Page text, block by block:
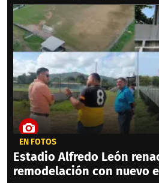
EN FOTOS
Estadio Alfredo León
remodelación con nuevo